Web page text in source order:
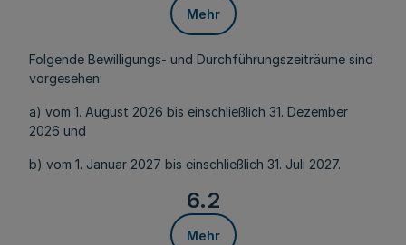
Mehr
Folgende Bewilligungs- und Durchführungszeiträume sind
vorgesehen:
a) vom 1. August 2026 bis einschließlich 31. Dezember
2026 und
b) vom 1. Januar 2027 bis einschließlich 31. Juli 2027.
6.2
Mehr